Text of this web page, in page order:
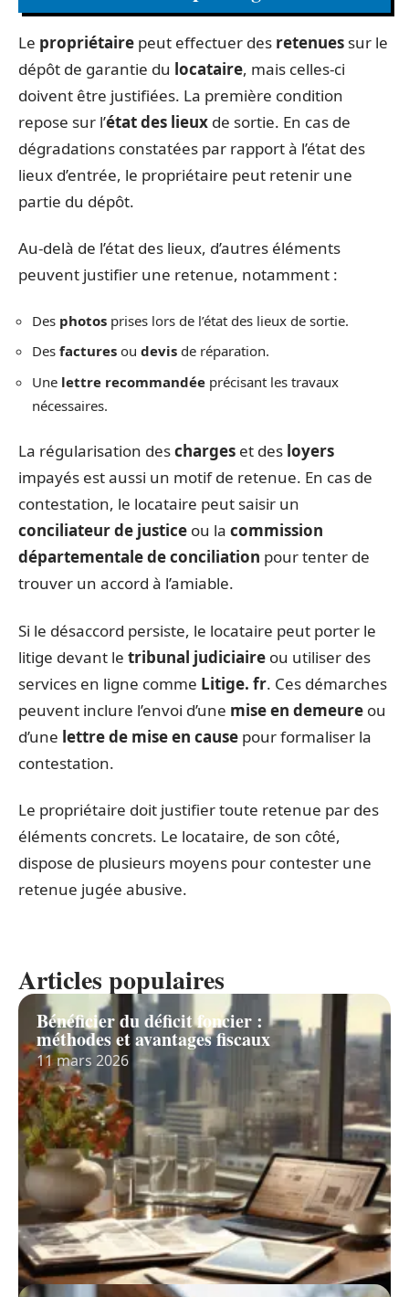
Le propriétaire peut effectuer des retenues sur le
dépôt de garantie du locataire, mais celles-ci
doivent être justifiées. La première condition
repose sur l’état des lieux de sortie. En cas de
dégradations constatées par rapport à l’état des
lieux d’entrée, le propriétaire peut retenir une
partie du dépôt.
Au-delà de l’état des lieux, d’autres éléments
peuvent justifier une retenue, notamment :
Des photos prises lors de l’état des lieux de sortie.
Des factures ou devis de réparation.
Une lettre recommandée précisant les travaux
nécessaires.
La régularisation descharges et des loyers
impayés est aussi un motif de retenue. En cas de
contestation, le locataire peut saisir un
conciliateur de justice ou la commission
départementale de conciliation pour tenter de
trouver un accord à l’amiable.
Si le désaccord persiste, le locataire peut porter le
litige devant le tribunal judiciaire ou utiliser des
services en ligne comme Litige. fr. Ces démarches
peuvent inclure l’envoi d’une mise en demeure ou
d’une lettre de mise en cause pour formaliser la
contestation.
Le propriétaire doit justifier toute retenue par des
éléments concrets. Le locataire, de son côté,
dispose de plusieurs moyens pour contester une
retenue jugée abusive.
Articles populaires
Bénéficier du déficit foncier :
méthodes et avantages fiscaux
11 mars 2026